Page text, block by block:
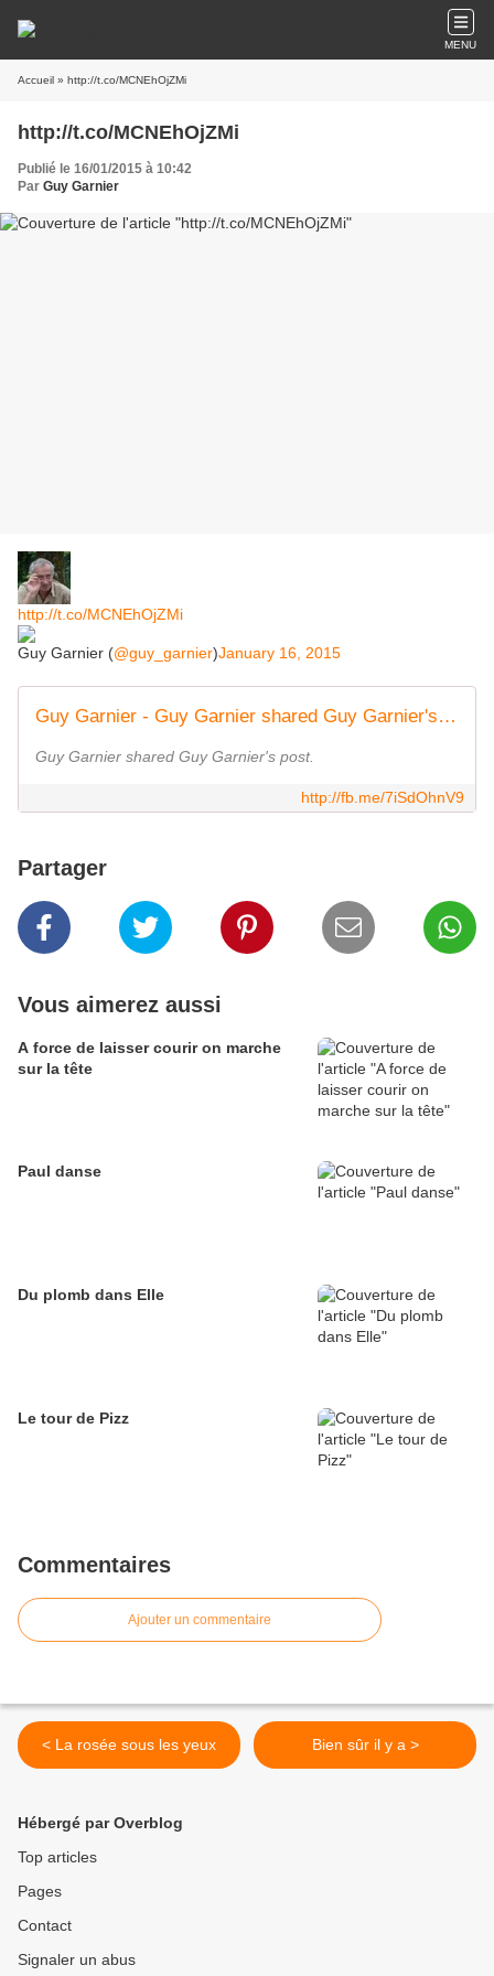
MENU
Accueil » http://t.co/MCNEhOjZMi
http://t.co/MCNEhOjZMi
Publié le 16/01/2015 à 10:42
Par Guy Garnier
http://t.co/MCNEhOjZMi
Guy Garnier (@guy_garnier)January 16, 2015
Guy Garnier - Guy Garnier shared Guy Garnier's post. | Facebook
Guy Garnier shared Guy Garnier's post.
http://fb.me/7iSdOhnV9
Partager
Vous aimerez aussi
A force de laisser courir on marche
sur la tête
Paul danse
Du plomb dans Elle
Le tour de Pizz
Commentaires
Ajouter un commentaire
< La rosée sous les yeux Bien sûr il y a >
Hébergé par Overblog
Top articles
Pages
Contact
Signaler un abus